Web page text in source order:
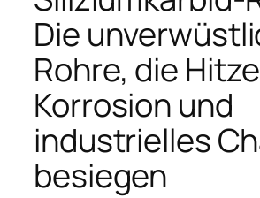
Die
Rohre, die
Korrosion und
industrielles
besiegen